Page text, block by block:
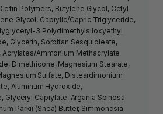
Polymers, Butylene Glycol, Cetyl
Glycol, Caprylic/Capric Triglyceride,
3 Polydimethylsiloxyethyl
Glycerin, Sorbitan Sesquioleate,
Ammonium Methacrylate
Dimethicone, Magnesium Stearate,
Sulfate, Disteardimonium
Aluminum Hydroxide,
Glyceryl Caprylate, Argania Spinosa
Parkii (Shea) Butter, Simmondsia